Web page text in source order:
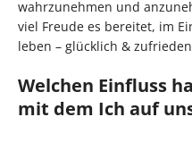
wahrzunehmen und
viel Freude es bereitet, im
leben – glücklich &
Welchen Einfluss
mit dem Ich auf